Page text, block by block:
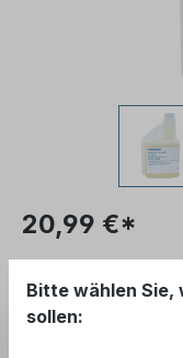
20,99 €*
Bitte melden Sie
erhalten.
Bitte wählen Sie,
sollen: